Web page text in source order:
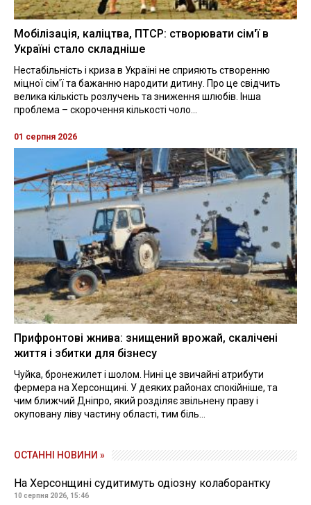
Мобілізація, каліцтва, ПТСР: створювати сім'ї в
Україні стало складніше
Нестабільність і криза в Україні не сприяють створенню
міцної сім'ї та бажанню народити дитину. Про це свідчить
велика кількість розлучень та зниження шлюбів. Інша
проблема – скорочення кількості чоло...
01 серпня 2026
Прифронтові жнива: знищений врожай, скалічені
життя і збитки для бізнесу
Чуйка, бронежилет і шолом. Нині це звичайні атрибути
фермера на Херсонщині. У деяких районах спокійніше, та
чим ближчий Дніпро, який розділяє звільнену праву і
окуповану ліву частину області, тим біль...
ОСТАННІ НОВИНИ »
На Херсонщині судитимуть одіозну колаборантку
10 серпня 2026, 15:46